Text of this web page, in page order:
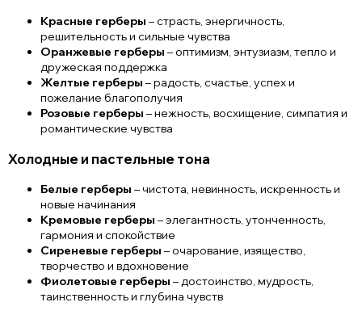
Красные герберы – страсть, энергичность,
решительность и сильные чувства
Оранжевые герберы – оптимизм, энтузиазм, тепло и
дружеская поддержка
Желтые герберы – радость, счастье, успех и
пожелание благополучия
Розовые герберы – нежность, восхищение, симпатия и
романтические чувства
Холодные и пастельные тона
Белые герберы – чистота, невинность, искренность и
новые начинания
Кремовые герберы – элегантность, утонченность,
гармония и спокойствие
Сиреневые герберы – очарование, изящество,
творчество и вдохновение
Фиолетовые герберы – достоинство, мудрость,
таинственность и глубина чувств